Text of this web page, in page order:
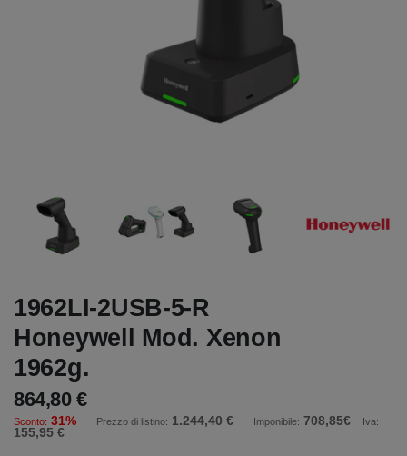
1962LI-2USB-5-R
Honeywell Mod. Xenon
1962g.
864,80 €
Sconto: 31% Prezzo di listino: 1.244,40 € Imponibile: 708,85€ Iva:
155,95 €